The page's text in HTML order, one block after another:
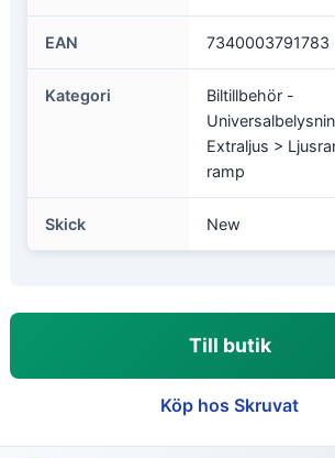
EAN 7340003791783
Kategori
Biltillbehör -
Extraljus >
ramp
Skick New
Till butik
Köp hos Skruvat